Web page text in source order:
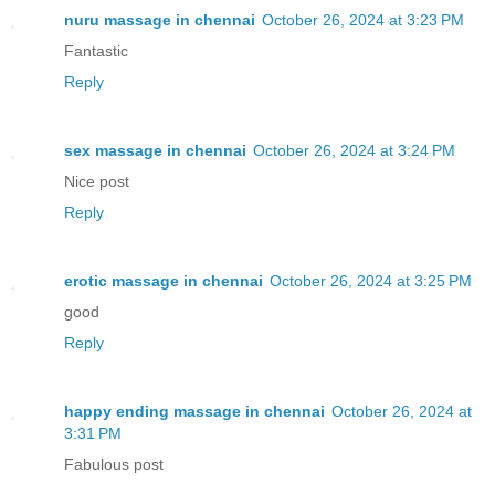
nuru massage in chennai October 26, 2024 at 3:23 PM
Fantastic
Reply
sex massage in chennai October 26, 2024 at 3:24 PM
Nice post
Reply
erotic massage in chennai October 26, 2024 at 3:25 PM
good
Reply
happy ending massage in chennai October 26, 2024 at
3:31 PM
Fabulous post